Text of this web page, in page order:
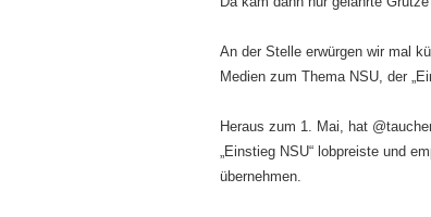
An der Stelle erwürgen wir mal
Medien zum Thema NSU, der
Heraus zum 1. Mai, hat
„Einstieg NSU“ lobpreiste und
übernehmen.